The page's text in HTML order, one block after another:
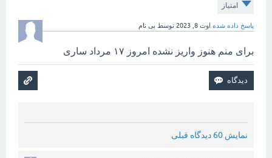
امتیاز
پاسخ داده شده اوت 8, 2023 توسط بی نام
برای منم هنوز واریز نشده امروز ۱۷ مرداد ساری
نمایش 60 دیدگاه قبلی